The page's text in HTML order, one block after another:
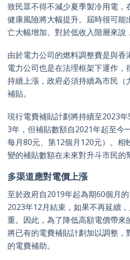
致民眾不得不減少夏季製冷用電，
健康風險將大幅提升。屆時很可能
亡大幅增加。對於低收入階層來說
由於電力公司的燃料調整費是與香
電力公司也是在法理框架下運作
持續上漲，政府必須持續為市民（
補貼。
現行電費補貼計劃將持續至2023
3年，但補貼數額自2021年起至今
每月80元、第12個月120元）。相
變的補貼數額在未來對升斗市民的
多渠道應對電價上漲
至於政府自2019年起為期60個月
2023年12月結束，如果不再延續
重。因此，為了降低高額電價帶來
將已有的電費補貼計劃加以調整，
的電費補助。